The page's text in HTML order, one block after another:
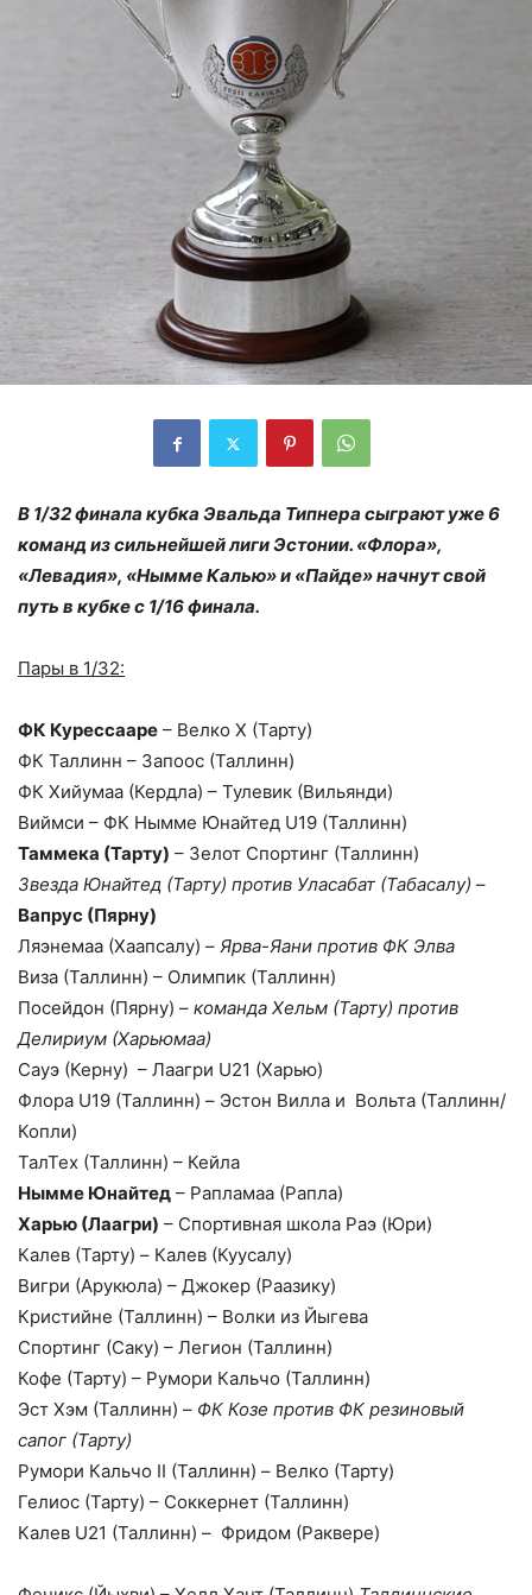
В 1/32 финала кубка Эвальда Типнера сыграют уже 6
команд из сильнейшей лиги Эстонии. «Флора»,
«Левадия», «Нымме Калью» и «Пайде» начнут свой
путь в кубке с 1/16 финала.
Пары в 1/32:
ФК Курессааре – Велко Х (Тарту)
ФК Таллинн – Запоос (Таллинн)
ФК Хийумаа (Кердла) – Тулевик (Вильянди)
Виймси – ФК Нымме Юнайтед U19 (Таллинн)
Таммека (Тарту) – Зелот Спортинг (Таллинн)
Звезда Юнайтед (Тарту) против Уласабат (Табасалу) –
Вапрус (Пярну)
Ляэнемаа (Хаапсалу) – Ярва-Яани против ФК Элва
Виза (Таллинн) – Олимпик (Таллинн)
Посейдон (Пярну) – команда Хельм (Тарту) против
Делириум (Харьюмаа)
Сауэ (Керну) – Лаагри U21 (Харью)
Флора U19 (Таллинн) – Эстон Вилла и Вольта (Таллинн/
Копли)
ТалТех (Таллинн) – Кейла
Нымме Юнайтед – Рапламаа (Рапла)
Харью (Лаагри) – Спортивная школа Раэ (Юри)
Калев (Тарту) – Калев (Куусалу)
Вигри (Арукюла) – Джокер (Раазику)
Кристийне (Таллинн) – Волки из Йыгева
Спортинг (Саку) – Легион (Таллинн)
Кофе (Тарту) – Румори Кальчо (Таллинн)
Эст Хэм (Таллинн) – ФК Козе против ФК резиновый
сапог (Тарту)
Румори Кальчо II (Таллинн) – Велко (Тарту)
Гелиос (Тарту) – Соккернет (Таллинн)
Калев U21 (Таллинн) – Фридом (Раквере)